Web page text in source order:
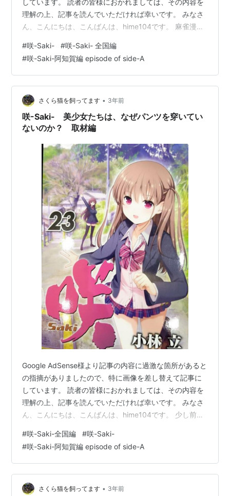
しています。 読者の皆様におかれましては、その内容を
理解の上、記事を読んでいただければ幸いです。 みなさ
ん、こんにちは、こんばんは、hime104です。 麻雀漫画
トの中が見えるシーンが多くあり、そのほとんどが、パ
ンツを穿いていないように見えるんです。 姫松高校 愛宕
絹恵ちゃんの画像がありました しかし・・・ なぜ、作者
の小林立さんは、そのような表現をとるのでしょうか？
今回は、なぜパンツを穿いていないか？の調査結果のま
と…
#咲-Saki- #咲-Saki- 全国編
#咲-Saki-阿知賀編 episode of side-A
さくら猫を飼ってます • 3年前
咲-Saki- 美少女たちは、なぜパンツを穿いてい
ないのか？ 取材編
Google AdSense様より記事の内容に過激な箇所があると
の指摘がありましたので、特に画像を差し替えて記事に
しています。 読者の皆様におかれましては、その内容を
理解の上、記事を読んでいただければ幸いです。 みなさ
ん、こんにちは、こんばんは、hime104です。 少し前の
ターが性的に過激なため問題になったとか。 新子 憧ちゃ
んの画像がありました 咲-Saki-の漫画を見ると可愛い女
子高生のスカートの中が見えるシーンが多くあり、その
ほとんどが、 パンツをはいていない ように見えるんで
す。 薄墨 初美（うすずみ はつみ）ちゃんの画像…
#咲-Saki-全国編 #咲-Saki-
#咲-Saki-阿知賀編 episode of side-A
さくら猫を飼ってます • 3年前